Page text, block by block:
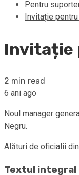
Pentru
Invitație
Invitație
2 min read
6 ani ago
Noul manager
Negru.
Alături de oficialii
Textul